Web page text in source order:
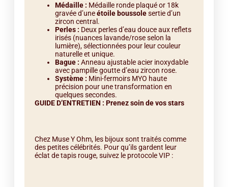
Médaille : Médaille ronde plaqué or 18k
gravée d’uneétoile boussolesertie d’un
zircon central.
Perles : Deux perles d’eau douce aux reflets
irisés (nuances lavande/rose selon la
lumière), sélectionnées pour leur couleur
naturelle et unique.
Bague : Anneau ajustable acier inoxydable
avec pampille goutte d’eau zircon rose.
Système : Mini-fermoirs MYO haute
précision pour une transformation en
quelques secondes.
GUIDE D’ENTRETIEN : Prenez soin de vos stars
Chez Muse Y Ohm, les bijoux sont traités comme
des petites célébrités. Pour qu’ils gardent leur
éclat de tapis rouge, suivez le protocole VIP :